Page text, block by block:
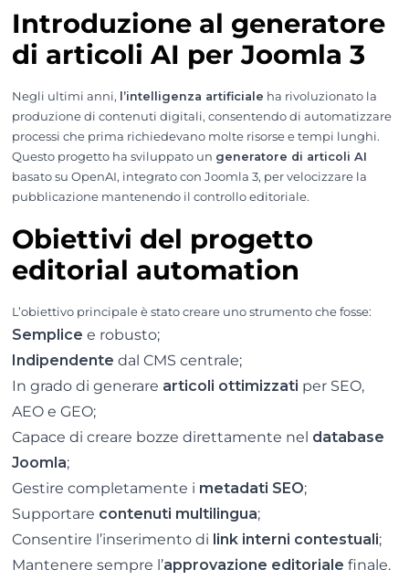
Introduzione al generatore
di articoli AI per Joomla 3
Negli ultimi anni, l’intelligenza artificiale ha rivoluzionato la
produzione di contenuti digitali, consentendo di automatizzare
processi che prima richiedevano molte risorse e tempi lunghi.
Questo progetto ha sviluppato un generatore di articoli AI
basato su OpenAI, integrato con Joomla 3, per velocizzare la
pubblicazione mantenendo il controllo editoriale.
Obiettivi del progetto
editorial automation
L’obiettivo principale è stato creare uno strumento che fosse:
Semplice e robusto;
Indipendente dal CMS centrale;
In grado di generare articoli ottimizzati per SEO,
AEO e GEO;
Capace di creare bozze direttamente nel database
Joomla;
Gestire completamente i metadati SEO;
Supportare contenuti multilingua;
Consentire l’inserimento di link interni contestuali;
Mantenere sempre l’approvazione editoriale finale.